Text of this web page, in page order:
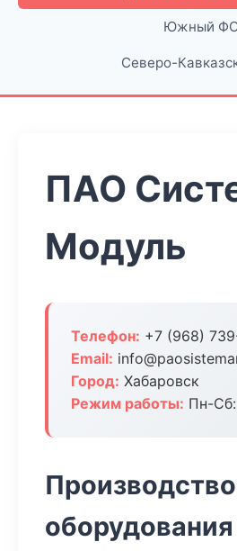
Южный
Северо-
ПАО
Модуль
Телефон: +7 (968)
Email:
Город: Хабаровск
Режим работы: Пн-
Производство
оборудования